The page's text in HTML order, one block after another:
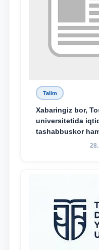
Talim
Xabaringiz bor,
universitetida
tashabbuskor
faoliyatida o‘z